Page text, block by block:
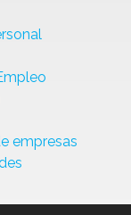
empresas